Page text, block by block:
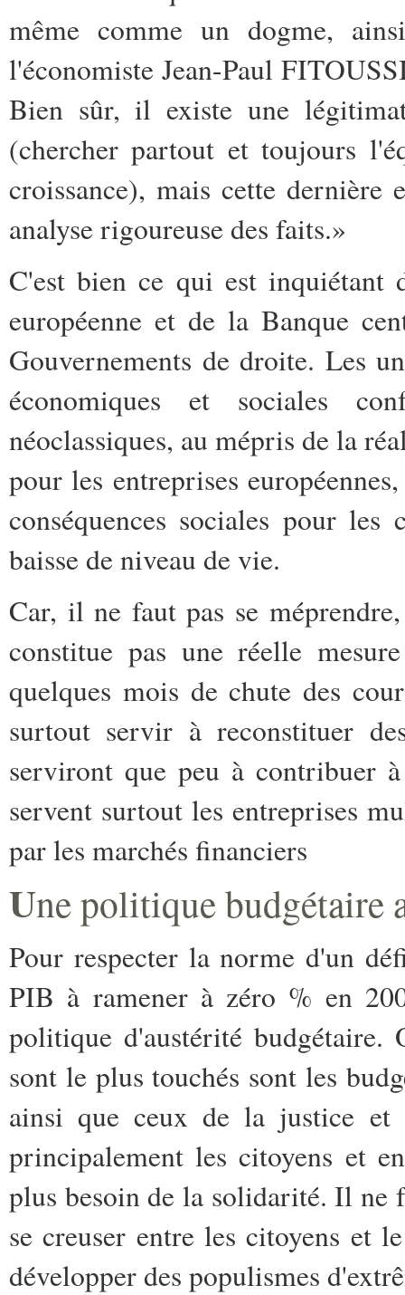
même comme un dogme,
l'économiste Jean-Paul
Bien sûr, il existe une
(chercher partout et toujours
croissance), mais cette
analyse rigoureuse des faits.»
C'est bien ce qui est inquiétant
européenne et de la Banque
Gouvernements de droite. Les
économiques et sociales
néoclassiques, au mépris de la
pour les entreprises
conséquences sociales pour les
baisse de niveau de vie.
Car, il ne faut pas se
constitue pas une réelle
quelques mois de chute des
surtout servir à reconstituer
serviront que peu à contribuer
servent surtout les entreprises
par les marchés financiers
Une politique budgétaire
Pour respecter la norme d'un
PIB à ramener à zéro % en
politique d'austérité budgétaire.
sont le plus touchés sont les
ainsi que ceux de la justice et
principalement les citoyens et
plus besoin de la solidarité. Il ne
se creuser entre les citoyens et
développer des populismes